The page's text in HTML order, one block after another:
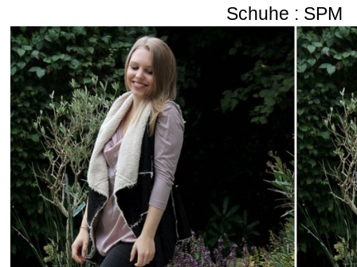
Schuhe : SPM